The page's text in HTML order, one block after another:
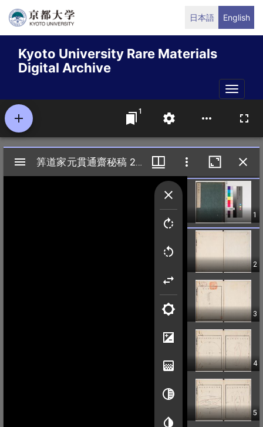
Skip
content
日本語 English
Kyoto University Rare Materials
Digital Archive
Toggle